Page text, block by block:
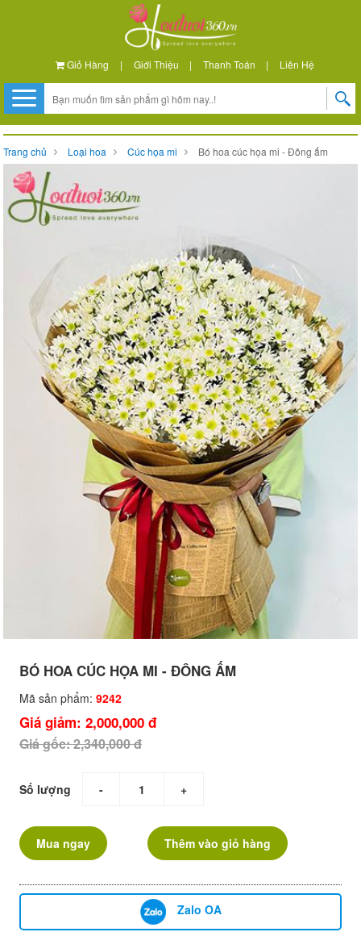
Giỏ Hàng | Giới Thiệu | Thanh Toán | Liên Hệ
Trang chủ Loại hoa Cúc họa mi Bó hoa cúc họa mi - Đông ấm
BÓ HOA CÚC HỌA MI - ĐÔNG ẤM
Mã sản phẩm: 9242
Giá giảm: 2,000,000 đ
Giá gốc: 2,340,000 đ
Số lượng - +
Mua ngay Thêm vào giỏ hàng
Zalo OA